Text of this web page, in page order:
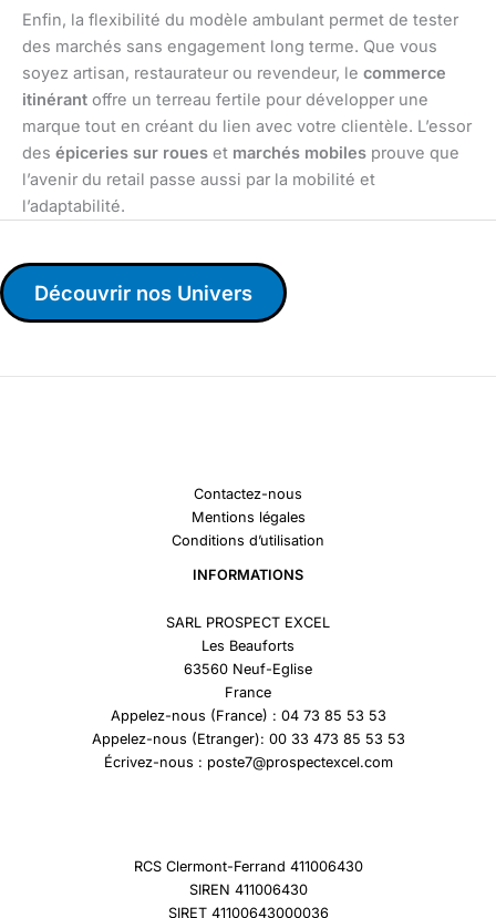
Enfin, la flexibilité du modèle ambulant permet de tester
des marchés sans engagement long terme. Que vous
soyez artisan, restaurateur ou revendeur, le commerce
itinérant offre un terreau fertile pour développer une
marque tout en créant du lien avec votre clientèle. L’essor
des épiceries sur roues et marchés mobiles prouve que
l’avenir du retail passe aussi par la mobilité et
l’adaptabilité.
Découvrir nos Univers
Contactez-nous
Mentions légales
Conditions d’utilisation
INFORMATIONS
SARL PROSPECT EXCEL
Les Beauforts
63560 Neuf-Eglise
France
Appelez-nous (France) : 04 73 85 53 53
Appelez-nous (Etranger): 00 33 473 85 53 53
Écrivez-nous : poste7@prospectexcel.com
RCS Clermont-Ferrand 411006430
SIREN 411006430
SIRET 41100643000036